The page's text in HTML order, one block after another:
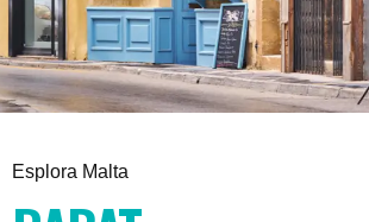
Esplora Malta